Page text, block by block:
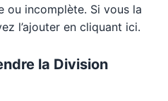
ou incomplète. Si vous la
l’ajouter en cliquant ici.
la Division